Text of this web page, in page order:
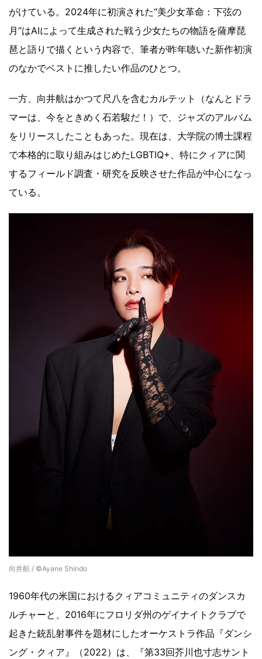
がけている。2024年に初演された“美少女革命：下弦の
月”はAIによって生成された戦う少女たちの物語を薩摩琵
琶と語りで描くという内容で、筆者が昨年聴いた新作初演
のなかでベストに推したい作品のひとつ。
一方、向井航はかつて尺八を含むカルテット（なんとドラ
マーは、今をときめく石若駿だ！）で、ジャズのアルバム
をリリースしたこともあった。現在は、大学院の博士課程
で本格的に取り組みはじめたLGBTIQ+、特にクィアに関
するフィールド調査・研究を反映させた作品が中心になっ
ている。
向井航 / ©︎Ayane Shindo
1960年代の米国におけるクィアコミュニティのダンスカ
ルチャーと、2016年にフロリダ州のゲイナイトクラブで
起きた銃乱射事件を題材にしたオーケストラ作品『ダンシ
ング・クィア』（2022）は、『第33回芥川也寸志サント